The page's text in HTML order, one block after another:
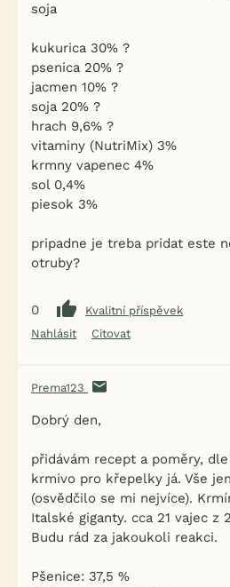
soja
kukurica 30% ?
psenica 20% ?
jacmen 10% ?
soja 20% ?
hrach 9,6% ?
vitaminy (NutriMix) 3%
krmny vapenec 4%
sol 0,4%
piesok 3%
pripadne je treba pridat este
otruby?
0
Kvalitní příspěvek
Nahlásit
Citovat
Prema123
Dobrý den,
přidávám recept a poměry,
krmivo pro křepelky já. Vše
(osvědčilo se mi nejvíce).
Italské giganty. cca 21 vajec z
Budu rád za jakoukoli reakci.
Pšenice: 37,5 %